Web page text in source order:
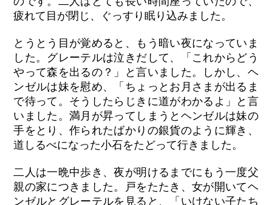
疲れて目が閉じ、ぐっすり眠り込みました。
とうとう目が覚めると、もう暗い夜になっていま
した。グレーテルは泣きだして、「これからどう
やって森を出るの？」と言いました。しかし、ヘ
ンゼルは妹を慰め、「ちょっとお月さまが出るま
で待って。そうしたらじきに道がわかるよ」と言
いました。満月が昇ってしまうとヘンゼルは妹の
手をとり、作られたばかりの銀貨のように輝き、
道しるべになった小石をたどって行きました。
二人は一晩中歩き、夜が明けるまでにもう一度父
親の家につきました。戸をたたき、女が開いてヘ
ンゼルとグレーテルを見ると、「いけない子たち